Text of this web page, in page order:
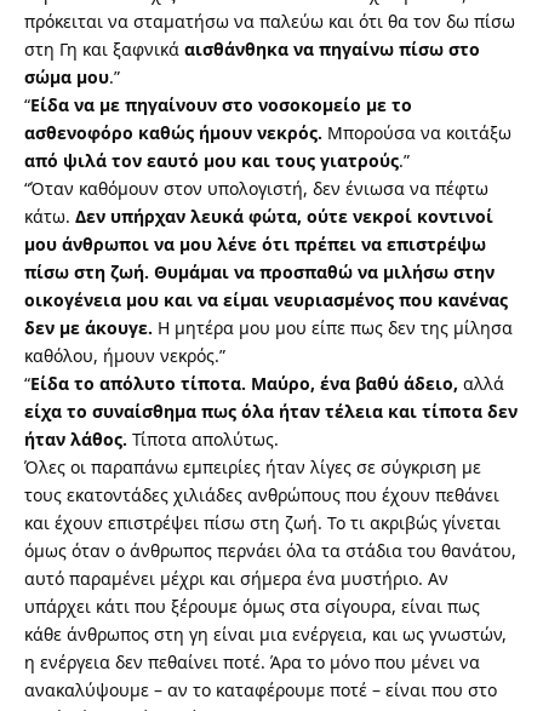
πρόκειται να σταματήσω να παλεύω και ότι θα τον δω πίσω
στη Γη και ξαφνικά αισθάνθηκα να πηγαίνω πίσω στο
σώμα μου.”
“Είδα να με πηγαίνουν στο νοσοκομείο με το
ασθενοφόρο καθώς ήμουν νεκρός. Μπορούσα να κοιτάξω
από ψιλά τον εαυτό μου και τους γιατρούς.”
“Όταν καθόμουν στον υπολογιστή, δεν ένιωσα να πέφτω
κάτω. Δεν υπήρχαν λευκά φώτα, ούτε νεκροί κοντινοί
μου άνθρωποι να μου λένε ότι πρέπει να επιστρέψω
πίσω στη ζωή. Θυμάμαι να προσπαθώ να μιλήσω στην
οικογένεια μου και να είμαι νευριασμένος που κανένας
δεν με άκουγε. Η μητέρα μου μου είπε πως δεν της μίλησα
καθόλου, ήμουν νεκρός.”
“Είδα το απόλυτο τίποτα. Μαύρο, ένα βαθύ άδειο, αλλά
είχα το συναίσθημα πως όλα ήταν τέλεια και τίποτα δεν
ήταν λάθος. Τίποτα απολύτως.
Όλες οι παραπάνω εμπειρίες ήταν λίγες σε σύγκριση με
τους εκατοντάδες χιλιάδες ανθρώπους που έχουν πεθάνει
και έχουν επιστρέψει πίσω στη ζωή. Το τι ακριβώς γίνεται
όμως όταν ο άνθρωπος περνάει όλα τα στάδια του θανάτου,
αυτό παραμένει μέχρι και σήμερα ένα μυστήριο. Αν
υπάρχει κάτι που ξέρουμε όμως στα σίγουρα, είναι πως
κάθε άνθρωπος στη γη είναι μια ενέργεια, και ως γνωστών,
η ενέργεια δεν πεθαίνει ποτέ. Άρα το μόνο που μένει να
ανακαλύψουμε – αν το καταφέρουμε ποτέ – είναι που στο